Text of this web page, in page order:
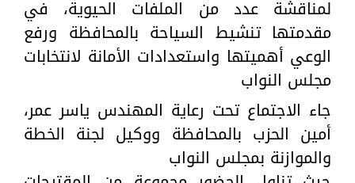
لمناقشة عدد من الملفات الحيوية، في
مقدمتها تنشيط السياحة بالمحافظة ورفع
الوعي أهميتها واستعدادات الأمانة لانتخابات
مجلس النواب
جاء الاجتماع تحت رعاية المهندس ياسر عمر،
أمين الحزب بالمحافظة ووكيل لجنة الخطة
والموازنة بمجلس النواب